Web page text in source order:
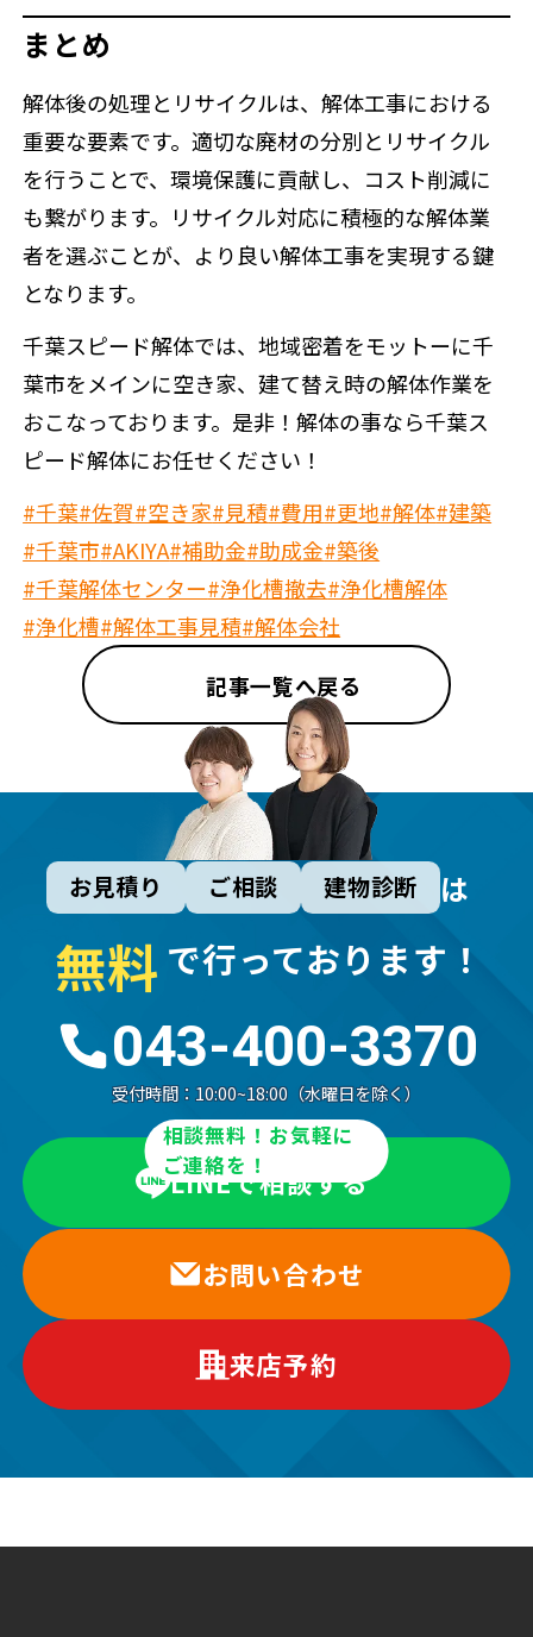
まとめ
解体後の処理とリサイクルは、解体工事における
重要な要素です。適切な廃材の分別とリサイクル
を行うことで、環境保護に貢献し、コスト削減に
も繋がります。リサイクル対応に積極的な解体業
者を選ぶことが、より良い解体工事を実現する鍵
となります。
千葉スピード解体では、地域密着をモットーに千
葉市をメインに空き家、建て替え時の解体作業を
おこなっております。是非！解体の事なら千葉ス
ピード解体にお任せください！
#千葉#佐賀#空き家#見積#費用#更地#解体#建築
#千葉市#AKIYA#補助金#助成金#築後
#千葉解体センター#浄化槽撤去#浄化槽解体
#浄化槽#解体工事見積#解体会社
記事一覧へ戻る
お見積り ご相談 建物診断 は
無料 で行っております！
043-400-3370
受付時間： 10:00~18:00（水曜日を除く）
相談無料！お気軽に
ご連絡を！
LINEで相談する
お問い合わせ
来店予約